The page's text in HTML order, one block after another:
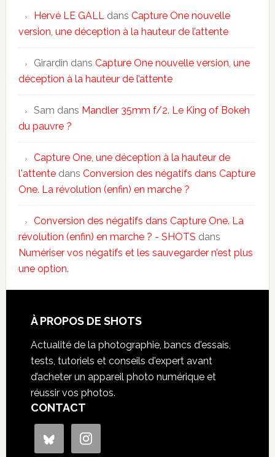
Hervé LE GALL dans Capture One nouvelle
version, une déception à la hauteur de l’attente
Girardin dans Capture One nouvelle version, une
déception à la hauteur de l’attente
Sam dans Mandler 35mm f/2. Le King of Bokeh
du pauvre ?
Capture One, une déception à la hauteur de
l'attentedans Conversion des négatifs dans Capture
One. La révolution (enfin) en marche ?
Conversion des négatifs dans Capture One. La
révolution (enfin) en marche ? - SHOTS dans
Numériser vos négatifs et les sauvegarder n’est plus
une option.
À PROPOS DE SHOTS
Actualité de la photographie, bancs d'essais,
tests, tutoriels et conseils d'expert avant
d’acheter un appareil photo numérique et
réussir vos photos.
CONTACT